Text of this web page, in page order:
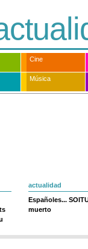
Cine
Música
actualidad
Españoles...
muerto